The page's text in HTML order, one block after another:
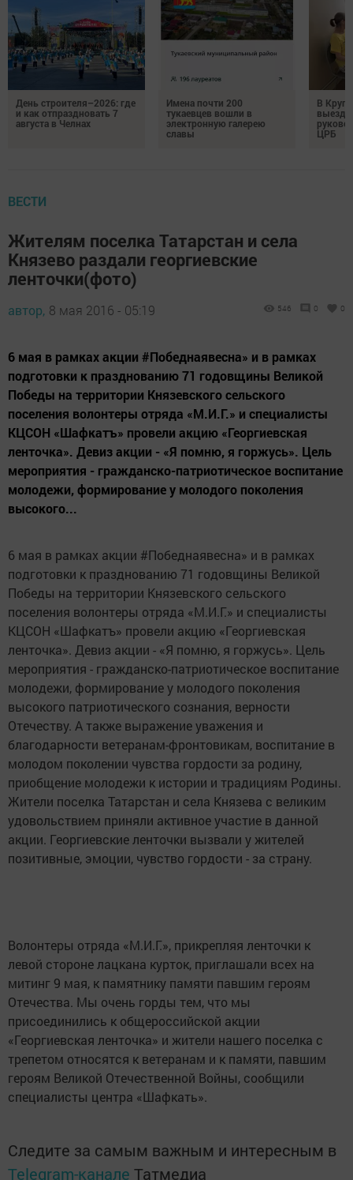
День строителя–2026: где
и как отпраздновать 7
августа в Челнах
Имена почти 200
тукаевцев вошли в
электронную галерею
славы
В
ЦРБ
ВЕСТИ
Жителям поселка Татарстан и села
Князево раздали георгиевские
ленточки(фото)
автор, 8 мая 2016 - 05:19 546 0 0
6 мая в рамках акции #Победнаявесна» и в рамках
подготовки к празднованию 71 годовщины Великой
Победы на территории Князевского сельского
поселения волонтеры отряда «М.И.Г.» и специалисты
КЦСОН «Шафкатъ» провели акцию «Георгиевская
ленточка». Девиз акции - «Я помню, я горжусь». Цель
мероприятия - гражданско-патриотическое воспитание
молодежи, формирование у молодого поколения
высокого...
6 мая в рамках акции #Победнаявесна» и в рамках
подготовки к празднованию 71 годовщины Великой
Победы на территории Князевского сельского
поселения волонтеры отряда «М.И.Г.» и специалисты
КЦСОН «Шафкатъ» провели акцию «Георгиевская
ленточка». Девиз акции - «Я помню, я горжусь». Цель
мероприятия - гражданско-патриотическое воспитание
молодежи, формирование у молодого поколения
высокого патриотического сознания, верности
Отечеству. А также выражение уважения и
благодарности ветеранам-фронтовикам, воспитание в
молодом поколении чувства гордости за родину,
приобщение молодежи к истории и традициям Родины.
Жители поселка Татарстан и села Князева с великим
удовольствием приняли активное участие в данной
акции. Георгиевские ленточки вызвали у жителей
позитивные, эмоции, чувство гордости - за страну.
Волонтеры отряда «М.И.Г.», прикрепляя ленточки к
левой стороне лацкана курток, приглашали всех на
митинг 9 мая, к памятнику памяти павшим героям
Отечества. Мы очень горды тем, что мы
присоединились к общероссийской акции
«Георгиевская ленточка» и жители нашего поселка с
трепетом относятся к ветеранам и к памяти, павшим
героям Великой Отечественной Войны, сообщили
специалисты центра «Шафкать».
Следите за самым важным и интересным в
Telegram-канале Татмедиа